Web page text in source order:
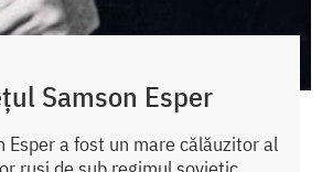
Samson Esper
Esper a fost un mare călăuzitor al